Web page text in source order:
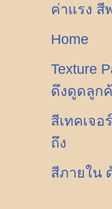
ค่าแรง สี
Home
Texture
ดึงดูดลูก
สีเทคเจอ
ถึง
สีภายใน